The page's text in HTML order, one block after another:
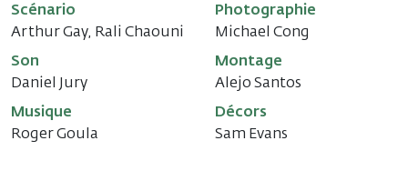
Scénario
Arthur Gay, Rali Chaouni
Son
Daniel Jury
Musique
Roger Goula
Photographie
Michael Cong
Montage
Alejo Santos
Décors
Sam Evans